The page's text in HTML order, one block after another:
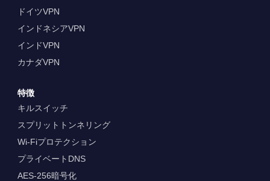
ドイツVPN
インドネシアVPN
インドVPN
カナダVPN
特徴
キルスイッチ
スプリットトンネリング
Wi-Fiプロテクション
プライベートDNS
AES-256暗号化